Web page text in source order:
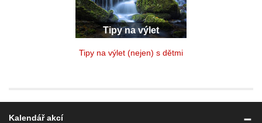
Tipy na výlet
Tipy na výlet (nejen) s dětmi
Kalendář akcí